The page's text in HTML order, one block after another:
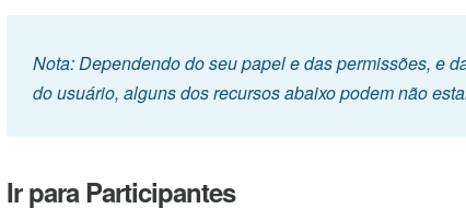
Nota: Dependendo do seu papel e das permissões, e
do usuário, alguns dos recursos abaixo podem não
Ir para Participantes